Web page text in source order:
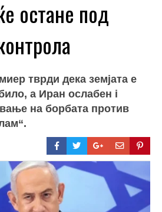
остане под
тврди дека земјата е
а Иран ослабен i
на борбата против